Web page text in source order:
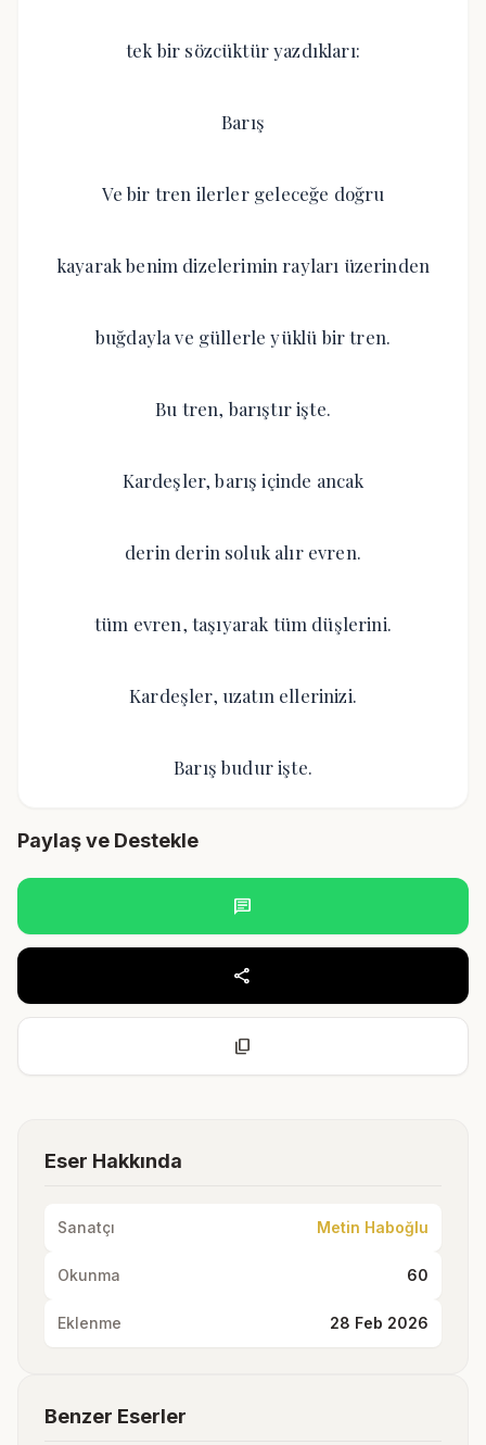
tek bir sözcüktür yazdıkları:
Barış
Ve bir tren ilerler geleceğe doğru
kayarak benim dizelerimin rayları üzerinden
buğdayla ve güllerle yüklü bir tren.
Bu tren, barıştır işte.
Kardeşler, barış içinde ancak
derin derin soluk alır evren.
tüm evren, taşıyarak tüm düşlerini.
Kardeşler, uzatın ellerinizi.
Barış budur işte.
Paylaş ve Destekle
chat
share
content_copy
Eser Hakkında
Sanatçı Metin Haboğlu
Okunma 60
Eklenme 28 Feb 2026
Benzer Eserler